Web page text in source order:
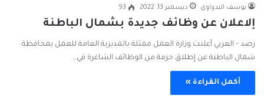
يوسف البدواوي ديسمبر 13, 2022 93
إلاعلان عن وظائف جديدة بشمال الباطنة
رصد – العربي أعلنت وزارة العمل ممثلة بالمديرية العامة للعمل بمحافظة
شمال الباطنة عن إطلاق حزمة من الوظائف الشاغرة في…
أكمل القراءة »